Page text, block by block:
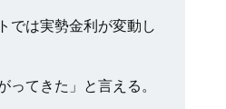
では実勢金利が変動し
てきた」と言える。